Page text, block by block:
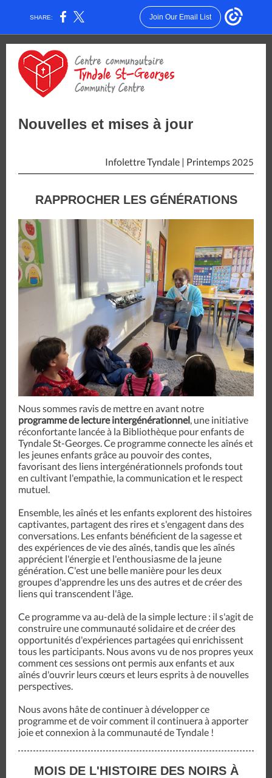
SHARE: Join Our Email List
Nouvelles et mises à jour
Infolettre Tyndale | Printemps 2025
RAPPROCHER LES GÉNÉRATIONS
Nous sommes ravis de mettre en avant notre
programme de lecture intergénérationnel, une initiative
réconfortante lancée à la Bibliothèque pour enfants de
Tyndale St-Georges. Ce programme connecte les aînés et
les jeunes enfants grâce au pouvoir des contes,
favorisant des liens intergénérationnels profonds tout
en cultivant l'empathie, la communication et le respect
mutuel.
Ensemble, les aînés et les enfants explorent des histoires
captivantes, partagent des rires et s'engagent dans des
conversations. Les enfants bénéficient de la sagesse et
des expériences de vie des aînés, tandis que les aînés
apprécient l'énergie et l'enthousiasme de la jeune
génération. C'est une belle manière pour les deux
groupes d'apprendre les uns des autres et de créer des
liens qui transcendent l'âge.
Ce programme va au-delà de la simple lecture : il s'agit de
construire une communauté solidaire et de créer des
opportunités d'expériences partagées qui enrichissent
tous les participants. Nous avons vu de nos propres yeux
comment ces sessions ont permis aux enfants et aux
aînés d'ouvrir leurs cœurs et leurs esprits à de nouvelles
perspectives.
Nous avons hâte de continuer à développer ce
programme et de voir comment il continuera à apporter
joie et connexion à la communauté de Tyndale !
MOIS DE L'HISTOIRE DES NOIRS À